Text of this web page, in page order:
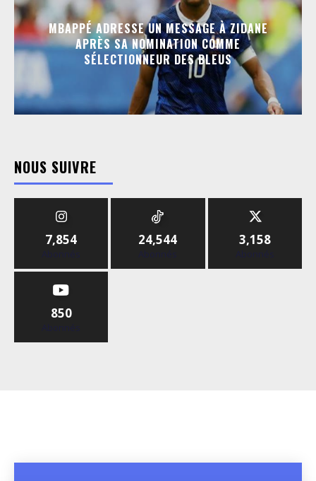
MBAPPÉ ADRESSE UN MESSAGE À ZIDANE
APRÈS SA NOMINATION COMME
SÉLECTIONNEUR DES BLEUS
NOUS SUIVRE
7,854
Abonnés
24,544
Abonnés
3,158
Abonnés
850
Abonnés